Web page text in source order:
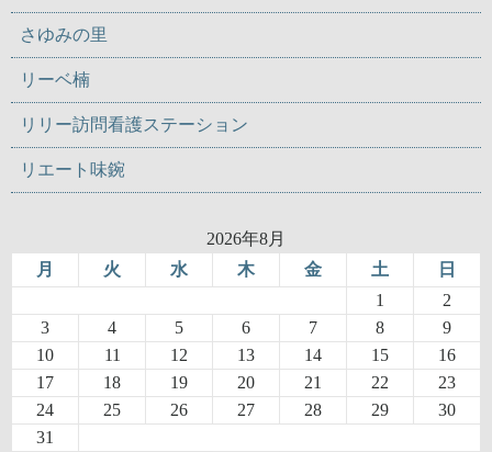
さゆみの里
リーベ楠
リリー訪問看護ステーション
リエート味鋺
2026年8月
月
火 水 木 金 土 日
1
2
3
4 5 6 7 8
9
10
11 12 13 14 15
16
17
18 19 20 21 22
23
24
25 26 27 28 29
30
31